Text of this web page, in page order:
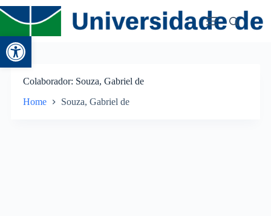
Abrir a barra de ferramentas
Colaborador Souza, Gabriel de
Home Souza, Gabriel de